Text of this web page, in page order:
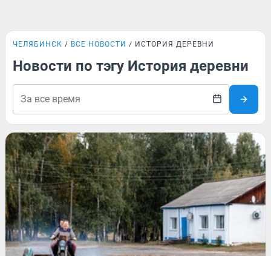
ЧЕЛЯБИНСК ВСЕ НОВОСТИ ИСТОРИЯ ДЕРЕВНИ
Новости по тэгу История деревни